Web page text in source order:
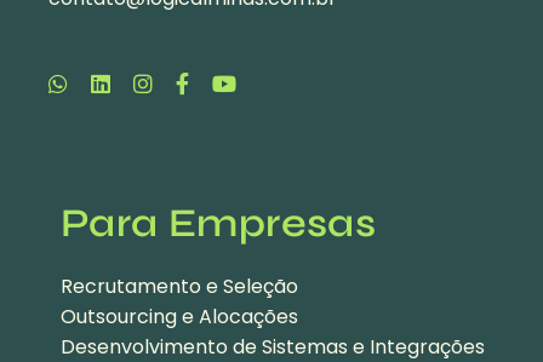
Para Empresas
Recrutamento e Seleção
Outsourcing e Alocações
Desenvolvimento de Sistemas e Integrações